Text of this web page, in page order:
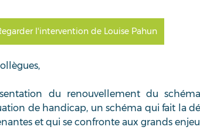
l'intervention de Louise Pahun
du renouvellement du
de handicap, un schéma qui fait la
et qui se confronte aux grands